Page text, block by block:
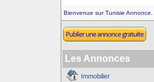
Bienvenue sur Tunisie Annonce.
Les Annonces
Immobilier